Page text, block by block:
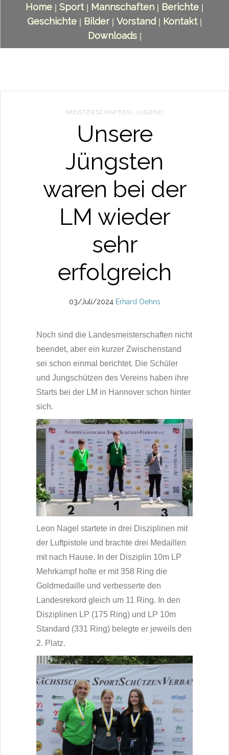
Home | Sport| Mannschaften | Berichte |
Geschichte | Bilder| Vorstand | Kontakt|
Downloads|
MEISTERSCHAFTEN JUGEND
Unsere
Jüngsten
waren bei der
LM wieder
sehr
erfolgreich
03/Juli/2024 Erhard Oehns
Noch sind die Landesmeisterschaften nicht
beendet, aber ein kurzer Zwischenstand
sei schon einmal berichtet. Die Schüler
und Jungschützen des Vereins haben ihre
Starts bei der LM in Hannover schon hinter
sich.
Leon Nagel startete in drei Disziplinen mit
der Luftpistole und brachte drei Medaillen
mit nach Hause. In der Disziplin 10m LP
Mehrkampf holte er mit 358 Ring die
Goldmedaille und verbesserte den
Landesrekord gleich um 11 Ring. In den
Disziplinen LP (175 Ring) und LP 10m
Standard (331 Ring) belegte er jeweils den
2. Platz.